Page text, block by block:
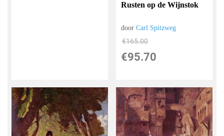
Rusten op de Wijnstok
doorCarl Spitzweg
€165.00
€95.70